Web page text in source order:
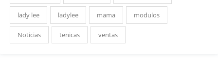
lady lee ladylee mama modulos
Noticias tenicas ventas